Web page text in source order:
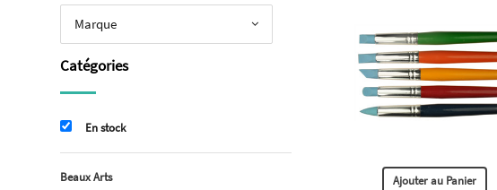
Ajouter au Panier
Marque
Catégories
En stock
Beaux Arts